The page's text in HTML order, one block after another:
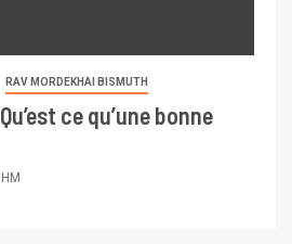
RAV MORDEKHAI BISMUTH
ce qu’une bonne